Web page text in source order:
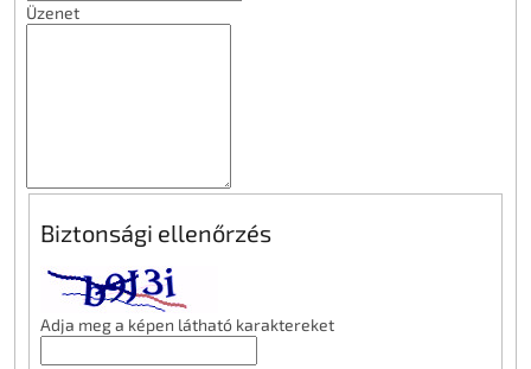
Üzenet
Biztonsági ellenőrzés
Adja meg a képen látható karaktereket